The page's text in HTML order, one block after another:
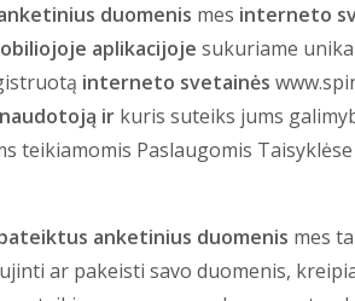
duomenis mes interneto
aplikacijoje sukuriame
interneto svetainės
ir kuris suteiks jums
teikiamomis Paslaugomis
anketinius duomenis mes
ar pakeisti savo duomenis,